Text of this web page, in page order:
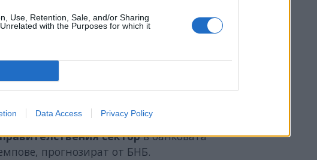
Use, Retention, Sale, and/or Sharing
with the Purposes for which it
Data Access Privacy Policy
мерки в другите страни от ЕС и
2021 г., но
на мерките от пролетта на 2020 г.
секторв банковата
прогнозират от БНБ.